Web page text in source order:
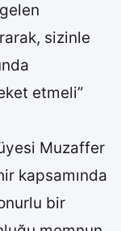
sizinle
etmeli”
Muzaffer
kapsamında
bir